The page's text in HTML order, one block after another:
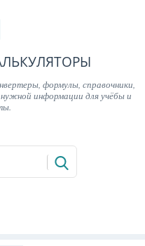
формулы, справочники,
информации для учёбы и